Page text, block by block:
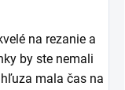
na rezanie a
by ste nemali
mala čas na